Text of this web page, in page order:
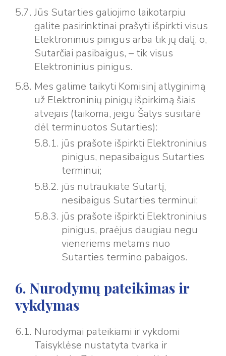
Jūs Sutarties galiojimo laikotarpiu
galite pasirinktinai prašyti išpirkti visus
Elektroninius pinigus arba tik jų dalį, o,
Sutarčiai pasibaigus, – tik visus
Elektroninius pinigus.
Mes galime taikyti Komisinį atlyginimą
už Elektroninių pinigų išpirkimą šiais
atvejais (taikoma, jeigu Šalys susitarė
dėl terminuotos Sutarties):
jūs prašote išpirkti Elektroninius
pinigus, nepasibaigus Sutarties
terminui;
jūs nutraukiate Sutartį,
nesibaigus Sutarties terminui;
jūs prašote išpirkti Elektroninius
pinigus, praėjus daugiau negu
vieneriems metams nuo
Sutarties termino pabaigos.
6. Nurodymų pateikimas ir
vykdymas
Nurodymai pateikiami ir vykdomi
Taisyklėse nustatyta tvarka ir